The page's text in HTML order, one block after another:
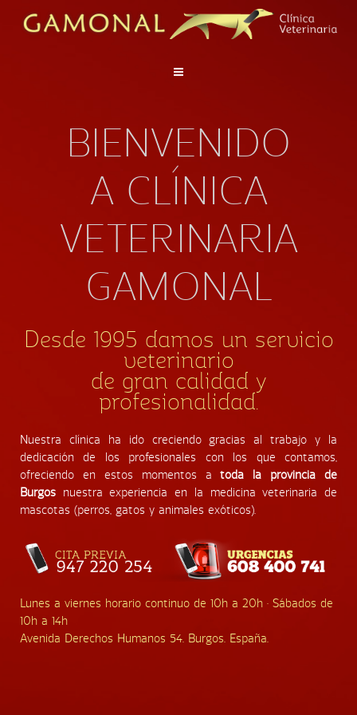
BIENVENIDO
A CLÍNICA
VETERINARIA
GAMONAL
Desde 1995 damos un servicio
veterinario
de gran calidad y
profesionalidad.
Nuestra clínica ha ido creciendo gracias al trabajo y la
dedicación de los profesionales con los que contamos,
ofreciendo en estos momentos atoda la provincia de
Burgos nuestra experiencia en la medicina veterinaria de
mascotas (perros, gatos y animales exóticos).
Lunes a viernes horario continuo de 10h a 20h · Sábados de
10h a 14h
Avenida Derechos Humanos 54. Burgos. España.